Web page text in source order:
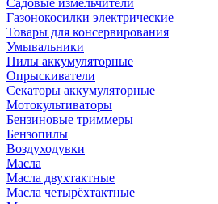
Садовые измельчители
Газонокосилки электрические
Товары для консервирования
Умывальники
Пилы аккумуляторные
Опрыскиватели
Секаторы аккумуляторные
Мотокультиваторы
Бензиновые триммеры
Бензопилы
Воздуходувки
Масла
Масла двухтактные
Масла четырёхтактные